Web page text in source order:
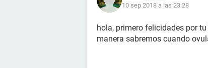
10 sep 2018 a las 23:28
hola, primero felicidades por
manera sabremos cuando